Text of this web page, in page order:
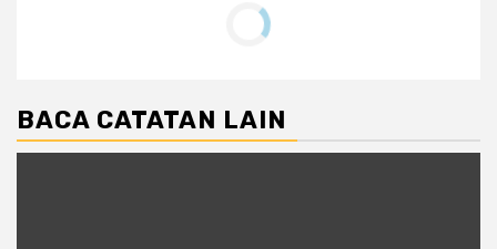
BACA CATATAN LAIN